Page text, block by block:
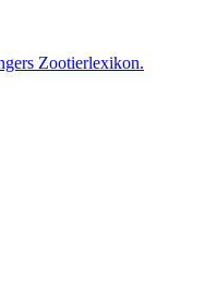
Zootierlexikon.